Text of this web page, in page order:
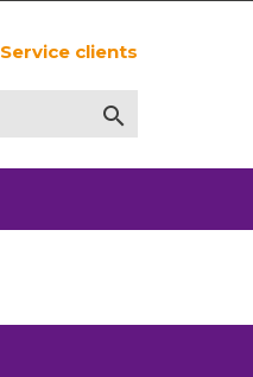
Service clients
